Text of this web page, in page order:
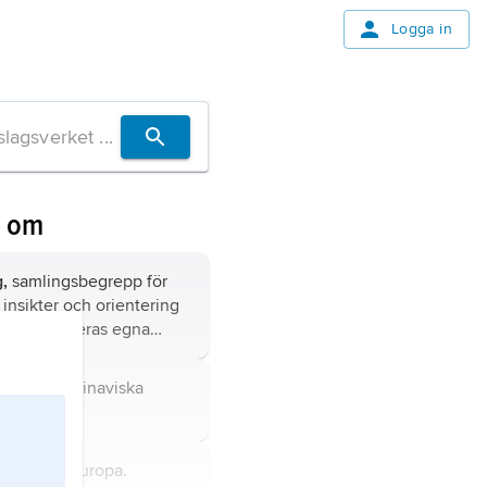
Logga in
samlingsbegrepp för
insikter och orientering
utanför deras egna
på Skandinaviska
i Nordeuropa.